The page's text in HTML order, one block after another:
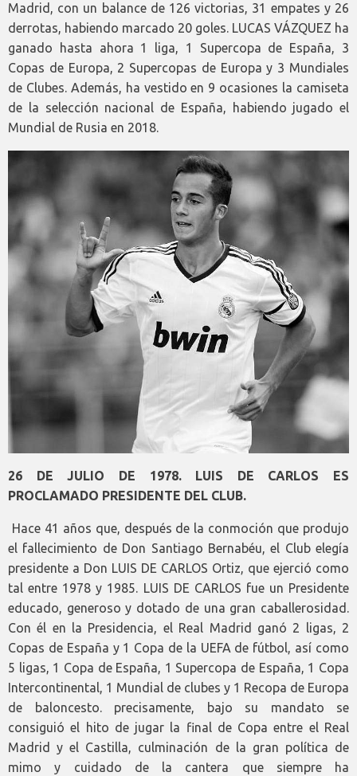
Madrid, con un balance de 126 victorias, 31 empates y 26
derrotas, habiendo marcado 20 goles. LUCAS VÁZQUEZ ha
ganado hasta ahora 1 liga, 1 Supercopa de España, 3
Copas de Europa, 2 Supercopas de Europa y 3 Mundiales
de Clubes. Además, ha vestido en 9 ocasiones la camiseta
de la selección nacional de España, habiendo jugado el
Mundial de Rusia en 2018.
26 DE JULIO DE 1978. LUIS DE CARLOS ES
PROCLAMADO PRESIDENTE DEL CLUB.
Hace 41 años que, después de la conmoción que produjo
el fallecimiento de Don Santiago Bernabéu, el Club elegía
presidente a Don LUIS DE CARLOS Ortiz, que ejerció como
tal entre 1978 y 1985. LUIS DE CARLOS fue un Presidente
educado, generoso y dotado de una gran caballerosidad.
Con él en la Presidencia, el Real Madrid ganó 2 ligas, 2
Copas de España y 1 Copa de la UEFA de fútbol, así como
5 ligas, 1 Copa de España, 1 Supercopa de España, 1 Copa
Intercontinental, 1 Mundial de clubes y 1 Recopa de Europa
de baloncesto. precisamente, bajo su mandato se
consiguió el hito de jugar la final de Copa entre el Real
Madrid y el Castilla, culminación de la gran política de
mimo y cuidado de la cantera que siempre ha